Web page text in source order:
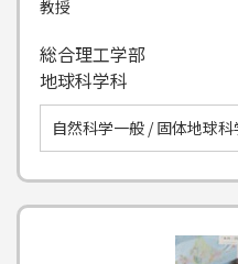
教授
総合理工学部
地球科学科
自然科学一般 / 固体地球